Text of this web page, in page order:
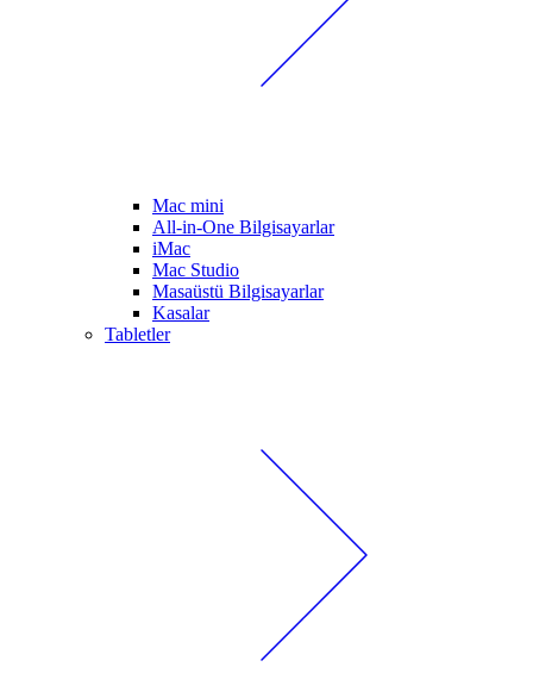
Mac mini
All-in-One Bilgisayarlar
iMac
Mac Studio
Masaüstü Bilgisayarlar
Kasalar
Tabletler